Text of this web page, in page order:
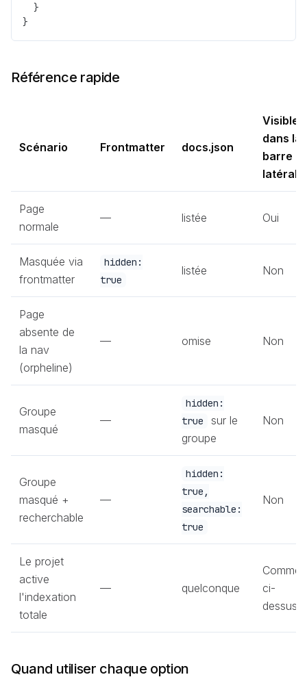
  }
}
Référence rapide
Scénario Frontmatter docs.json
Visible
dans la
barre
latérale
Page
normale
— listée Oui
Masquée via
frontmatter
hidden:
true
listée Non
Page
absente de
la nav
(orpheline)
— omise Non
Groupe
masqué
—
hidden:
true
sur le
groupe
Non
Groupe
masqué +
recherchable
—
hidden:
true,
searchable:
true
Non
Le projet
active
l'indexation
totale
— quelconque
Comme
ci-
dessus
Quand utiliser chaque option